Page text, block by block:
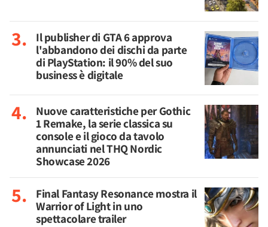
Il publisher di GTA 6 approva
l'abbandono dei dischi da parte
di PlayStation: il 90% del suo
business è digitale
Nuove caratteristiche per Gothic
1 Remake, la serie classica su
console e il gioco da tavolo
annunciati nel THQ Nordic
Showcase 2026
Final Fantasy Resonance mostra il
Warrior of Light in uno
spettacolare trailer